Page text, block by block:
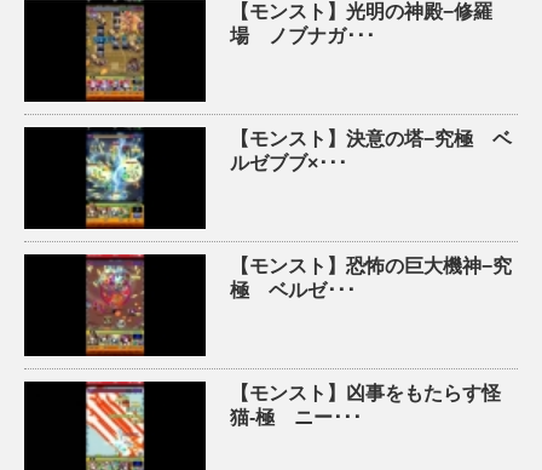
【モンスト】光明の神殿−修羅
場 ノブナガ･･･
【モンスト】決意の塔−究極 ベ
ルゼブブ×･･･
【モンスト】恐怖の巨大機神−究
極 ベルゼ･･･
【モンスト】凶事をもたらす怪
猫-極 ニー･･･